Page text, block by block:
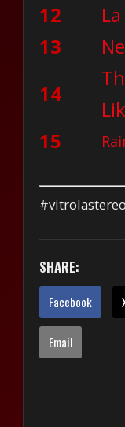
12
13
14
15
#vitrolastereo
SHARE:
Facebook
Email